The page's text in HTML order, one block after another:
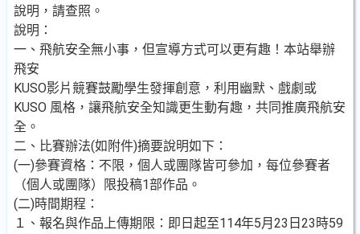
說明，請查照。
說明：
一、飛航安全無小事，但宣導方式可以更有趣！本站舉辦
飛安
KUSO影片競賽鼓勵學生發揮創意，利用幽默、戲劇或
KUSO 風格，讓飛航安全知識更生動有趣，共同推廣飛航安
全。
二、比賽辦法(如附件)摘要說明如下：
(一)參賽資格：不限，個人或團隊皆可參加，每位參賽者
（個人或團隊）限投稿1部作品。
(二)時間期程：
１、報名與作品上傳期限：即日起至114年5月23日23時59